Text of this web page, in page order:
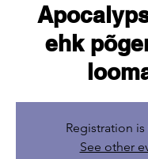
ehk
Registration
See other